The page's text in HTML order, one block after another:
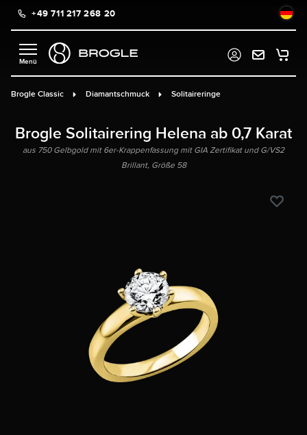
springen
+49 711 217 268 20
Brogle Classic Diamantschmuck Solitaireringe
Brogle Solitairering Helena ab 0,7 Karat
aus 750 Gelbgold mit 6er-Krappenfassung mit GIA Zertifikat und G/VS2
Brillant, Größe 58